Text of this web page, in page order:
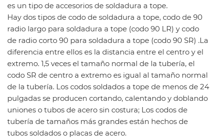
galvanizado en caliente
Espesor de pared: SCH10 / 10S, SCH20 / 20S, STD, SCH40 /
40S, XS, SCH80, SCH100, SCH120, SCH140, SCH160, XXS, etc.
(para ANSI), SGP (para JIS)
Ángulos de codo: 30/45/60/90/180 °
Conexión: soldadura
Forma: Igual, Reductora
Certificado: ISO -9001: 2000, API, CCS
Aplicación: industria petroquímica y de gas, industria de
energía, industria de válvulas, obras hidráulicas, industria de
es un tipo de accesorios de soldadura a tope.
Hay dos tipos de codo de soldadura a tope, codo de 90
radio largo para soldadura a tope (codo 90 LR) y codo
de radio corto 90 para soldadura a tope (codo 90 SR) .La
diferencia entre ellos es la distancia entre el centro y el
extremo. 1,5 veces el tamaño normal de la tubería, el
codo SR de centro a extremo es igual al tamaño normal
de la tubería. Los codos soldados a tope de menos de 24
pulgadas se producen cortando, calentando y doblando
uniones o tubos de acero sin costura; Los codos de
tubería de tamaños más grandes están hechos de
tubos soldados o placas de acero.